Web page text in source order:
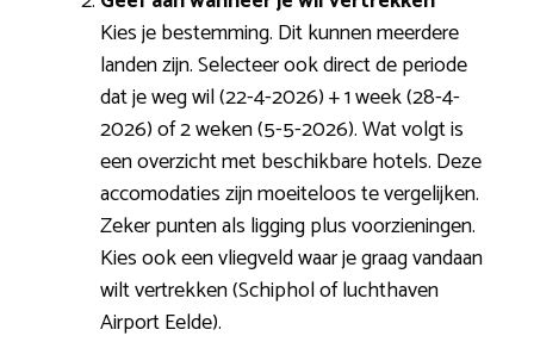
Kies je bestemming. Dit kunnen meerdere
landen zijn. Selecteer ook direct de periode
dat je weg wil (22-4-2026) + 1 week (28-4-
2026) of 2 weken (5-5-2026). Wat volgt is
een overzicht met beschikbare hotels. Deze
accomodaties zijn moeiteloos te vergelijken.
Zeker punten als ligging plus voorzieningen.
Kies ook een vliegveld waar je graag vandaan
wilt vertrekken (Schiphol of luchthaven
Airport Eelde).